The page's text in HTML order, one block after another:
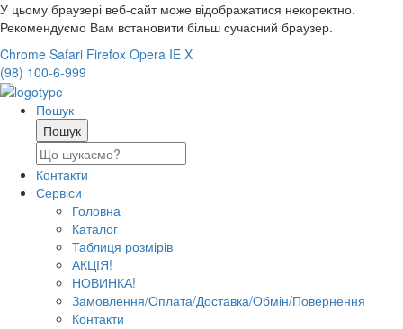
У цьому браузері веб-сайт може відображатися некоректно.
Рекомендуємо Вам встановити більш сучасний браузер.
Chrome Safari Firefox Opera IE X
(98) 100-6-999
Пошук
Контакти
Сервіси
Головна
Каталог
Таблиця розмірів
АКЦІЯ!
НОВИНКА!
Замовлення/Оплата/Доставка/Обмін/Повернення
Контакти